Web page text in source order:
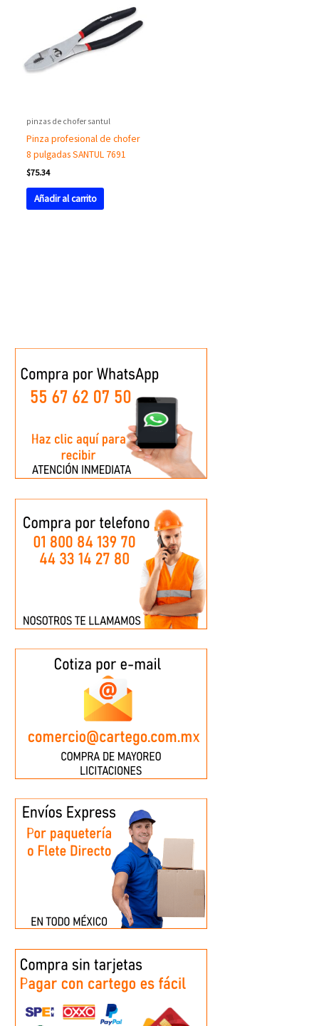
pinzas de chofer santul
Pinza profesional de chofer
8 pulgadas SANTUL 7691
$75.34
Añadir al carrito